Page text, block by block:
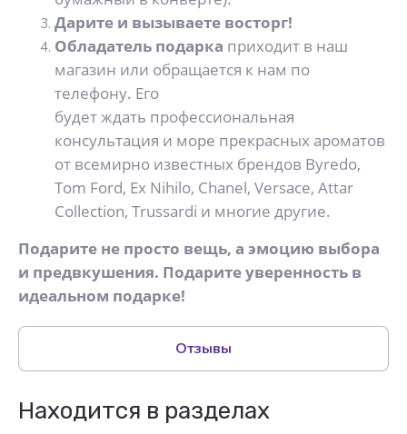
Дарите и вызываете восторг!
Обладатель подарка приходит в наш
магазин или обращается к нам по
телефону. Его
будет ждать профессиональная
консультация и море прекрасных ароматов
от всемирно известных брендов Byredo,
Tom Ford, Ex Nihilo, Chanel, Versace, Attar
Collection, Trussardi и многие другие.
Подарите не просто вещь, а эмоцию выбора
и предвкушения. Подарите уверенность в
идеальном подарке!
Отзывы
Находится в разделах